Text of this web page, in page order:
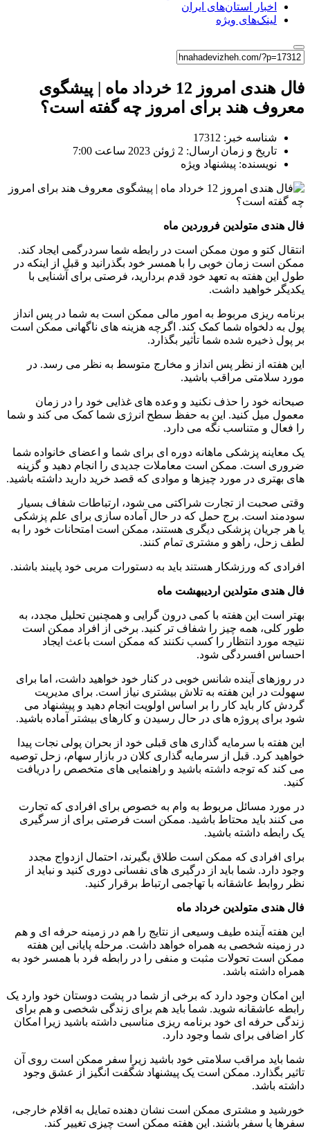
اخبار استان‌های ایران
لینک‌های ویژه
فال هندی امروز 12 خرداد ماه | پیشگوی
معروف هند برای امروز چه گفته است؟
شناسه خبر: 17312
تاریخ و زمان ارسال: 2 ژوئن 2023 ساعت 7:00
نویسنده: پیشنهاد ویژه
فال هندی متولدین فروردین ماه
انتقال کتو و مون ممکن است در رابطه شما سردرگمی ایجاد کند.
ممکن است زمان خوبی را با همسر خود بگذرانید و قبل از اینکه در
طول این هفته به تعهد خود قدم بردارید، فرصتی برای آشنایی با
یکدیگر خواهید داشت.
برنامه ریزی مربوط به امور مالی ممکن است به شما در پس انداز
پول به دلخواه شما کمک کند. اگرچه هزینه های ناگهانی ممکن است
بر پول ذخیره شده شما تأثیر بگذارد.
این هفته از نظر پس انداز و مخارج متوسط ​​به نظر می رسد. در
مورد سلامتی مراقب باشید.
صبحانه خود را حذف نکنید و وعده های غذایی خود را در زمان
معمول میل کنید. این به حفظ سطح انرژی شما کمک می کند و شما
را فعال و متناسب نگه می دارد.
یک معاینه پزشکی ماهانه دوره ای برای شما و اعضای خانواده شما
ضروری است. ممکن است معاملات جدیدی را انجام دهید و گزینه
های بهتری در مورد چیزها و موادی که قصد خرید دارید داشته باشید.
وقتی صحبت از تجارت شراکتی می شود، ارتباطات شفاف بسیار
سودمند است. برج حمل که در حال آماده سازی برای علم پزشکی
یا هر جریان پزشکی دیگری هستند، ممکن است امتحانات خود را به
لطف زحل، راهو و مشتری تمام کنند.
افرادی که ورزشکار هستند باید به دستورات مربی خود پایبند باشند.
فال هندی متولدین اردیبهشت ماه
بهتر است این هفته با کمی درون گرایی و همچنین تحلیل مجدد، به
طور کلی، همه چیز را شفاف تر کنید. برخی از افراد ممکن است
نتیجه مورد انتظار را کسب نکنند که ممکن است باعث ایجاد
احساس افسردگی شود.
در روزهای آینده شانس خوبی در کنار خود خواهید داشت، اما برای
سهولت در این هفته به تلاش بیشتری نیاز است. برای مدیریت
گردش کار باید کار را بر اساس اولویت انجام دهید و پیشنهاد می
شود برای پروژه های در حال رسیدن و کارهای بیشتر آماده باشید.
این هفته با سرمایه گذاری های قبلی خود از بحران پولی نجات پیدا
خواهید کرد. قبل از سرمایه گذاری کلان در بازار سهام، زحل توصیه
می کند که توجه داشته باشید و راهنمایی های متخصص را دریافت
کنید.
در مورد مسائل مربوط به وام به خصوص برای افرادی که تجارت
می کنند باید محتاط باشید. ممکن است فرصتی برای از سرگیری
یک رابطه داشته باشید.
برای افرادی که ممکن است طلاق بگیرند، احتمال ازدواج مجدد
وجود دارد. شما باید از درگیری های نفسانی دوری کنید و نباید از
نظر روابط عاشقانه با تهاجمی ارتباط برقرار کنید.
فال هندی متولدین خرداد ماه
این هفته آینده طیف وسیعی از نتایج را هم در زمینه حرفه ای و هم
در زمینه شخصی به همراه خواهد داشت. مرحله پایانی این هفته
ممکن است تحولات مثبت و منفی را در رابطه فرد با همسر خود به
همراه داشته باشد.
این امکان وجود دارد که برخی از شما در پشت دوستان خود وارد یک
رابطه عاشقانه شوید. شما باید هم برای زندگی شخصی و هم برای
زندگی حرفه ای خود برنامه ریزی مناسبی داشته باشید زیرا امکان
کار اضافی برای شما وجود دارد.
شما باید مراقب سلامتی خود باشید زیرا سفر ممکن است روی آن
تاثیر بگذارد. ممکن است یک پیشنهاد شگفت انگیز از عشق وجود
داشته باشد.
خورشید و مشتری ممکن است نشان دهنده تمایل به اقلام خارجی،
سفرها یا سفر باشند. این هفته ممکن است چیزی تغییر کند.